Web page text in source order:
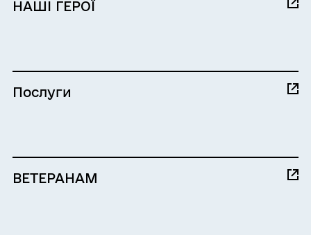
НАШІ ГЕРОЇ
Послуги
ВЕТЕРАНАМ